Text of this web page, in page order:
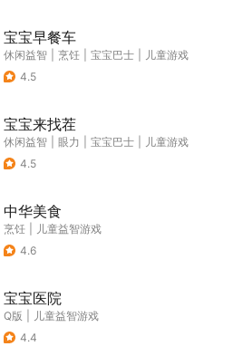
宝宝早餐车
休闲益智 烹饪 宝宝巴士
儿童游戏
4.5
宝宝来找茬
休闲益智 眼力 宝宝巴士
儿童游戏
4.5
中华美食
烹饪
儿童益智游戏
4.6
宝宝医院
Q版
儿童益智游戏
4.4